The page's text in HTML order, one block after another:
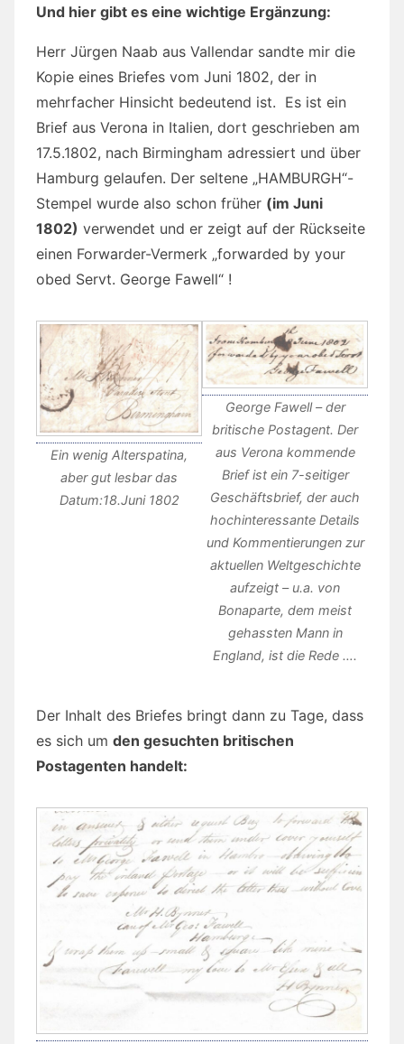
Und hier gibt es eine wichtige Ergänzung:
Herr Jürgen Naab aus Vallendar sandte mir die
Kopie eines Briefes vom Juni 1802, der in
mehrfacher Hinsicht bedeutend ist. Es ist ein
Brief aus Verona in Italien, dort geschrieben am
17.5.1802, nach Birmingham adressiert und über
Hamburg gelaufen. Der seltene „HAMBURGH“-
Stempel wurde also schon früher (im Juni
1802) verwendet und er zeigt auf der Rückseite
einen Forwarder-Vermerk „forwarded by your
obed Servt. George Fawell“ !
Ein wenig Alterspatina,
aber gut lesbar das
Datum:18.Juni 1802
George Fawell – der
britische Postagent. Der
aus Verona kommende
Brief ist ein 7-seitiger
Geschäftsbrief, der auch
hochinteressante Details
und Kommentierungen zur
aktuellen Weltgeschichte
aufzeigt – u.a. von
Bonaparte, dem meist
gehassten Mann in
England, ist die Rede ….
Der Inhalt des Briefes bringt dann zu Tage, dass
es sich um den gesuchten britischen
Postagenten handelt: